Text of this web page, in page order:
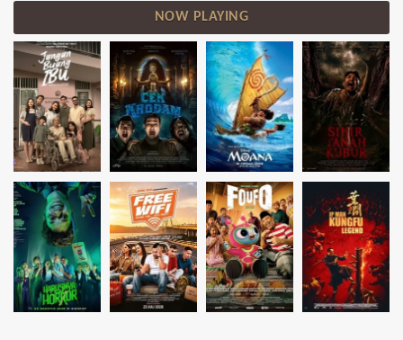
NOW PLAYING